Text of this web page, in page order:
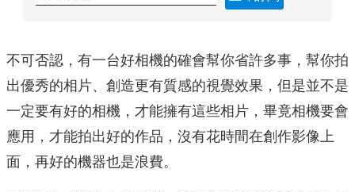
不可否認，有一台好相機的確會幫你省許多事，幫你拍
出優秀的相片、創造更有質感的視覺效果，但是並不是
一定要有好的相機，才能擁有這些相片，畢竟相機要會
應用，才能拍出好的作品，沒有花時間在創作影像上
面，再好的機器也是浪費。